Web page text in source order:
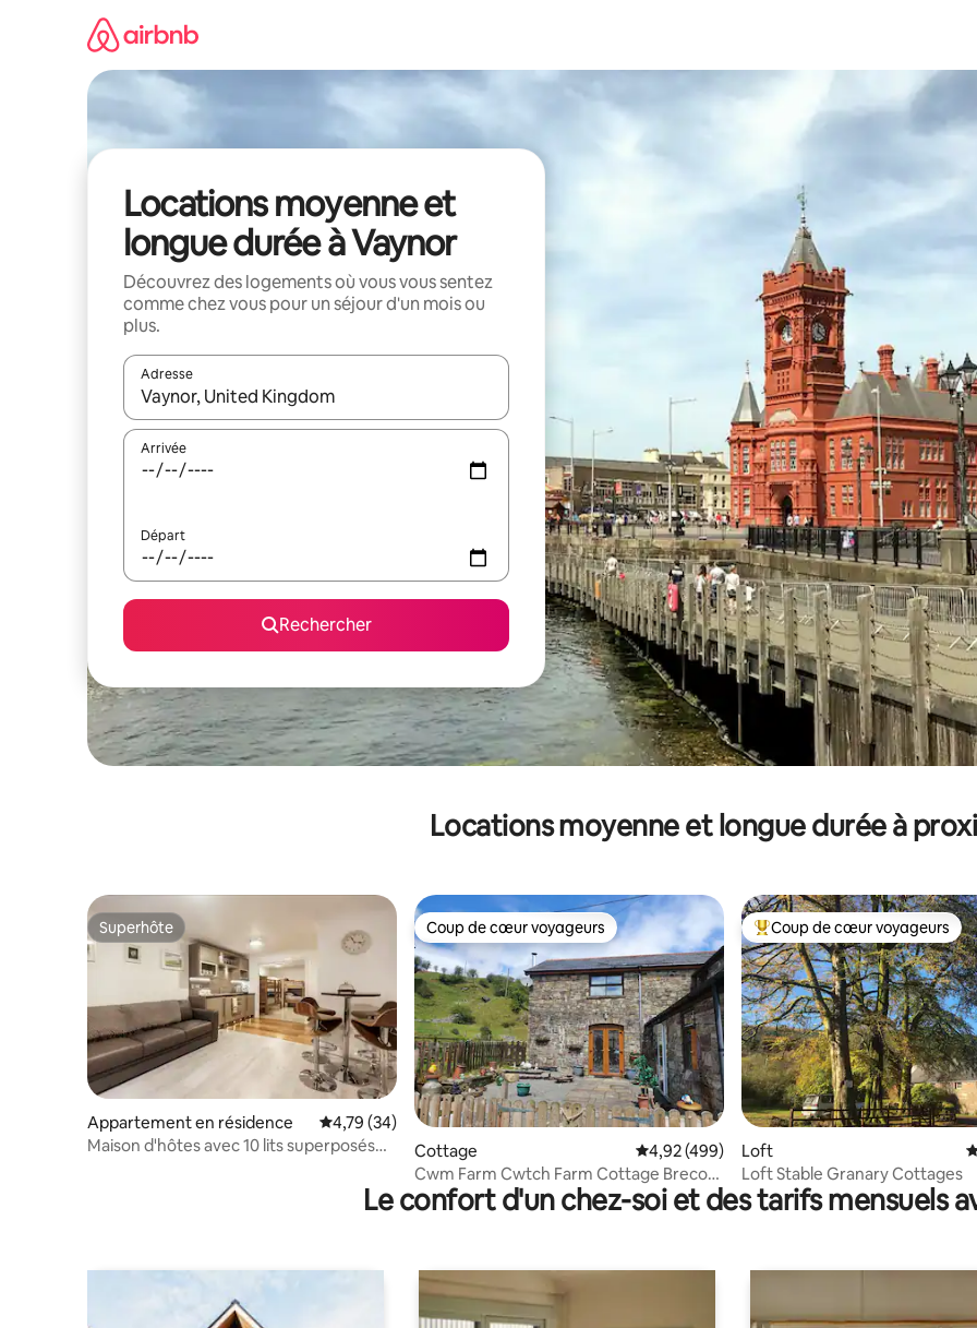
Locations moyenne et
longue durée à Vaynor
Découvrez des logements où vous vous sentez
comme chez vous pour un séjour d'un mois ou
plus.
Adresse
Lorsque les résultats s'affichent, utilisez les flèches vers le haut et vers le bas pour les parcourir ou en appuyant et en
Arrivée
Départ
Rechercher
Locations moyenne et longue durée à
Superhôte
Superhôte
Appartement en résidence Évaluation moyenne sur la base de 34 commentaires : 4,79 sur 5
4,79 (34)
Maison d'hôtes avec 10 lits superposés
Coup de cœur voyageurs
Coup de cœur voyageurs
Cottage Évaluation moyenne sur la base de 499
4,92 (499)
Cwm Farm Cwtch Farm Cottage Brecon
Beacons
Coups de cœur voyageurs les
Coup de cœur voyageurs
Loft
Loft Stable Granary Cottages
Le confort d'un chez-soi et des tarifs mensuels